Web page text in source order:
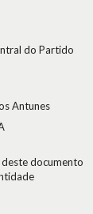
do Partido
Antunes
documento